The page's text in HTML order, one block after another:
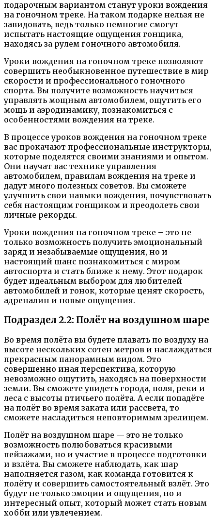
подарочным вариантом станут уроки вождения
на гоночном треке. На таком подарке нельзя не
завидовать, ведь только немногие смогут
испытать настоящие ощущения гонщика,
находясь за рулем гоночного автомобиля.
Уроки вождения на гоночном треке позволяют
совершить необыкновенное путешествие в мир
скорости и профессионального гоночного
спорта. Вы получите возможность научиться
управлять мощным автомобилем, ощутить его
мощь и аэродинамику, познакомиться с
особенностями вождения на треке.
В процессе уроков вождения на гоночном треке
вас прокачают профессиональные инструкторы,
которые поделятся своими знаниями и опытом.
Они научат вас технике управления
автомобилем, правилам вождения на треке и
дадут много полезных советов. Вы сможете
улучшить свои навыки вождения, почувствовать
себя настоящим гонщиком и преодолеть свои
личные рекорды.
Уроки вождения на гоночном треке – это не
только возможность получить эмоциональный
заряд и незабываемые ощущения, но и
настоящий шанс познакомиться с миром
автоспорта и стать ближе к нему. Этот подарок
будет идеальным выбором для любителей
автомобилей и гонок, которые ценят скорость,
адреналин и новые ощущения.
Подраздел 2.2: Полёт на воздушном шаре
Во время полёта вы будете плавать по воздуху на
высоте нескольких сотен метров и наслаждаться
прекрасным панорамным видом. Это
совершенно иная перспектива, которую
невозможно ощутить, находясь на поверхности
земли. Вы сможете увидеть города, поля, реки и
леса с высоты птичьего полёта. А если попадёте
на полёт во время заката или рассвета, то
сможете насладиться неповторимым зрелищем.
Полёт на воздушном шаре — это не только
возможность полюбоваться красивыми
пейзажами, но и участие в процессе подготовки
и взлёта. Вы сможете наблюдать, как шар
наполняется газом, как команда готовится к
полёту и совершить самостоятельный взлёт. Это
будут не только эмоции и ощущения, но и
интересный опыт, который может стать новым
хобби или увлечением.